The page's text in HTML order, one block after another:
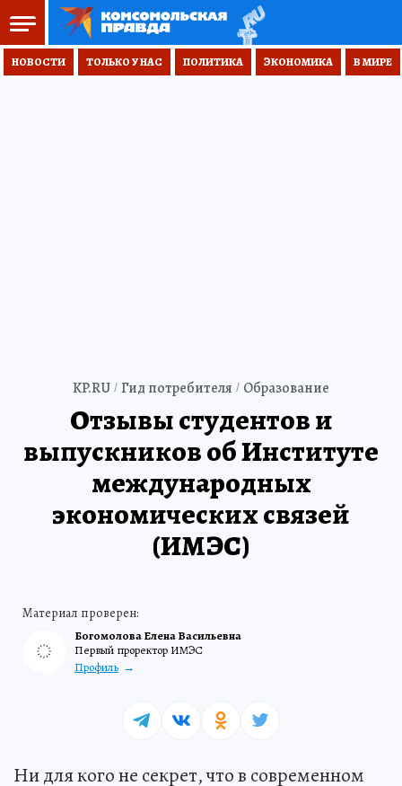
НОВОСТИ ТОЛЬКО У НАС ПОЛИТИКА ЭКОНОМИКА В МИРЕ
KP.RU Гид потребителя Образование
Богомолова Елена Васильевна
Первый проректор ИМЭС
Профиль
Отзывы студентов и
выпускников об Институте
международных
экономических связей
(ИМЭС)
Ни для кого не секрет, что в современном